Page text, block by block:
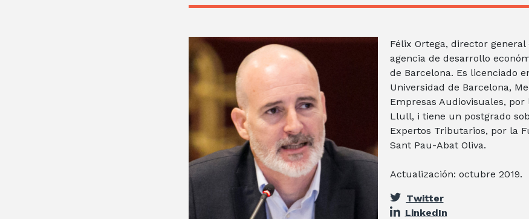
Félix Ortega, director
agencia de desarrollo
de Barcelona. Es licenciado
Universidad de Barcelona,
Empresas Audiovisuales, por
Llull, i tiene un postgrado
Expertos Tributarios, por la
Sant Pau-Abat Oliva.
Actualización: octubre 2019.
Twitter
LinkedIn